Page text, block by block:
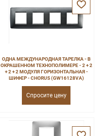
ОДНА МЕЖДУНАРОДНАЯ ТАРЕЛКА - В
ОКРАШЕННОМ ТЕХНОПОЛИМЕРЕ - 2 + 2
+ 2 + 2 МОДУЛЯ ГОРИЗОНТАЛЬНАЯ -
ШИФЕР - CHORUS (GW16128VA)
Спросите цену